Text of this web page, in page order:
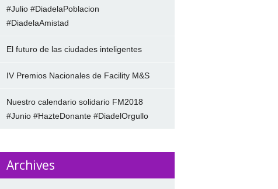
#Julio #DiadelaPoblacion
#DiadelaAmistad
El futuro de las ciudades inteligentes
IV Premios Nacionales de Facility M&S
Nuestro calendario solidario FM2018
#Junio #HazteDonante #DiadelOrgullo
Archives